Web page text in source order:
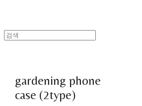
gardening phone
case (2type)